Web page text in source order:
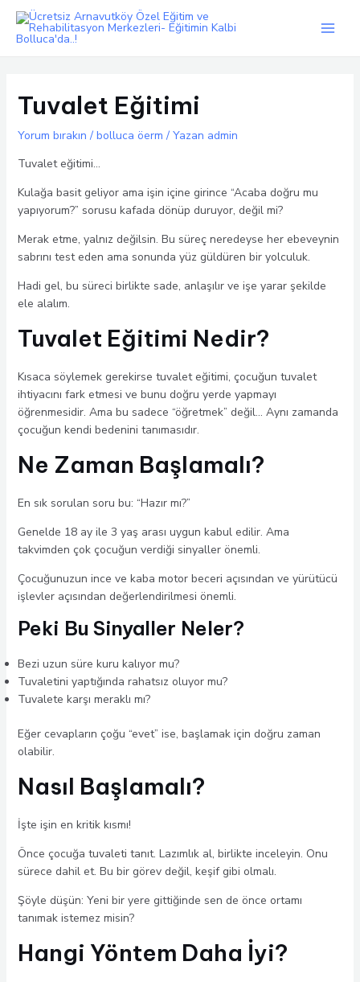
İçeriğe
atla
Tuvalet Eğitimi
Yorum bırakın / bolluca öerm / Yazan admin
Tuvalet eğitimi…
Kulağa basit geliyor ama işin içine girince “Acaba doğru mu
yapıyorum?” sorusu kafada dönüp duruyor, değil mi?
Merak etme, yalnız değilsin. Bu süreç neredeyse her ebeveynin
sabrını test eden ama sonunda yüz güldüren bir yolculuk.
Hadi gel, bu süreci birlikte sade, anlaşılır ve işe yarar şekilde
ele alalım.
Tuvalet Eğitimi Nedir?
Kısaca söylemek gerekirse tuvalet eğitimi, çocuğun tuvalet
ihtiyacını fark etmesi ve bunu doğru yerde yapmayı
öğrenmesidir. Ama bu sadece “öğretmek” değil… Aynı zamanda
çocuğun kendi bedenini tanımasıdır.
Ne Zaman Başlamalı?
En sık sorulan soru bu: “Hazır mı?”
Genelde 18 ay ile 3 yaş arası uygun kabul edilir. Ama
takvimden çok çocuğun verdiği sinyaller önemli.
Çocuğunuzun ince ve kaba motor beceri açısından ve yürütücü
işlevler açısından değerlendirilmesi önemli.
Peki Bu Sinyaller Neler?
Bezi uzun süre kuru kalıyor mu?
Tuvaletini yaptığında rahatsız oluyor mu?
Tuvalete karşı meraklı mı?
Eğer cevapların çoğu “evet” ise, başlamak için doğru zaman
olabilir.
Nasıl Başlamalı?
İşte işin en kritik kısmı!
Önce çocuğa tuvaleti tanıt. Lazımlık al, birlikte inceleyin. Onu
sürece dahil et. Bu bir görev değil, keşif gibi olmalı.
Şöyle düşün: Yeni bir yere gittiğinde sen de önce ortamı
tanımak istemez misin?
Hangi Yöntem Daha İyi?